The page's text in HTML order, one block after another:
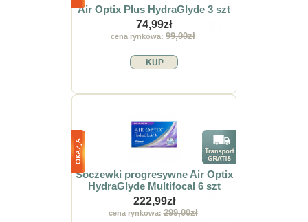
Air Optix Plus HydraGlyde 3 szt
74,99zł
cena rynkowa: 99,00zł
Soczewki progresywne Air Optix
HydraGlyde Multifocal 6 szt
222,99zł
cena rynkowa:299,00zł